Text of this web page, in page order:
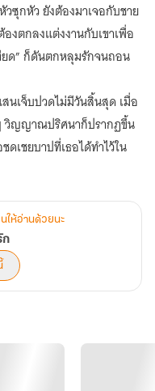
ซุกหัว ยังต้องมาเจอกับชาย
งตกลงแต่งงานกับเขาเพื่อ
ยด” ก็ดันตกหลุมรักจนถอน
นเจ็บปวดไม่มีวันสิ้นสุด เมื่อ
วิญญาณปริศนาก็ปรากฏขึ้น
ดเชยบาปที่เธอได้ทำไว้ใน
ให้อ่านด้วยนะ
ก